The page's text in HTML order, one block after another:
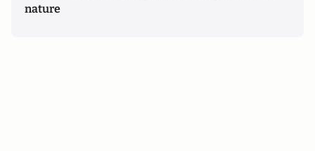
nature